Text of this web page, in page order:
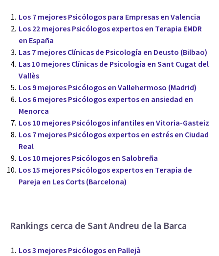
Los 7 mejores Psicólogos para Empresas en Valencia
Los 22 mejores Psicólogos expertos en Terapia EMDR
en España
Las 7 mejores Clínicas de Psicología en Deusto (Bilbao)
Las 10 mejores Clínicas de Psicología en Sant Cugat del
Vallès
Los 9 mejores Psicólogos en Vallehermoso (Madrid)
Los 6 mejores Psicólogos expertos en ansiedad en
Menorca
Los 10 mejores Psicólogos infantiles en Vitoria-Gasteiz
Los 7 mejores Psicólogos expertos en estrés en Ciudad
Real
Los 10 mejores Psicólogos en Salobreña
Los 15 mejores Psicólogos expertos en Terapia de
Pareja en Les Corts (Barcelona)
Rankings cerca de Sant Andreu de la Barca
Los 3 mejores Psicólogos en Pallejà